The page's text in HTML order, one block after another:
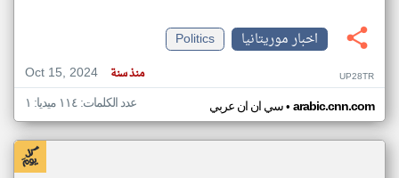
اخبار موريتانيا
Politics
Oct 15, 2024
منذ سنة UP28TR
سي ان ان عربي• arabic.cnn.com عدد الكلمات: ١١٤ ميديا: ١